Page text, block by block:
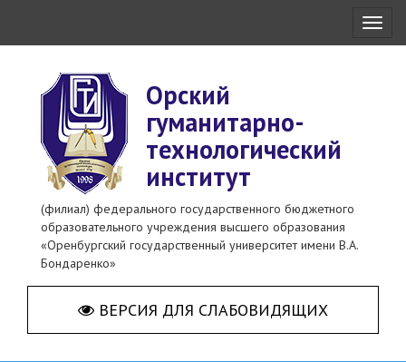
Орский
гуманитарно-
технологический
институт
(филиал) федерального государственного бюджетного
образовательного учреждения высшего образования
«Оренбургский государственный университет имени В.А.
Бондаренко»
ВЕРСИЯ ДЛЯ СЛАБОВИДЯЩИХ